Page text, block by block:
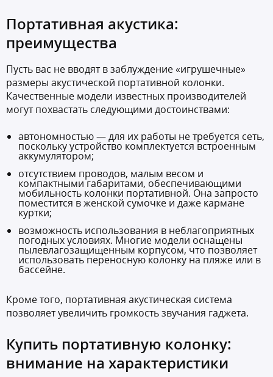
Портативная акустика:
преимущества
Пусть вас не вводят в заблуждение «игрушечные»
размеры акустической портативной колонки.
Качественные модели известных производителей
могут похвастать следующими достоинствами:
автономностью — для их работы не требуется сеть,
поскольку устройство комплектуется встроенным
аккумулятором;
отсутствием проводов, малым весом и
компактными габаритами, обеспечивающими
мобильность колонки портативной. Она запросто
поместится в женской сумочке и даже кармане
куртки;
возможность использования в неблагоприятных
погодных условиях. Многие модели оснащены
пылевлагозащищенным корпусом, что позволяет
использовать переносную колонку на пляже или в
бассейне.
Кроме того, портативная акустическая система
позволяет увеличить громкость звучания гаджета.
Купить портативную колонку:
внимание на характеристики